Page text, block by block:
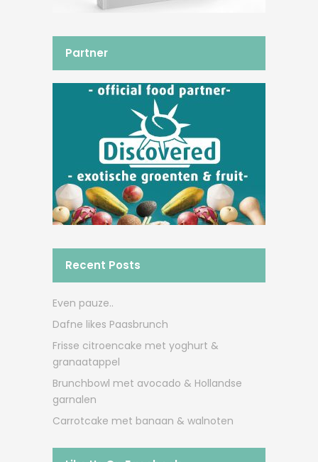
Partner
Recent Posts
Even pauze..
Dafne likes Paasbrunch
Frisse citroencake met yoghurt &
granaatappel
Brunchbowl met avocado & Hollandse
garnalen
Carrotcake met banaan & walnoten